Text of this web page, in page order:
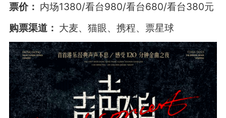
票价： 内场1380/看台980/看台680/看台380元
购票渠道： 大麦、猫眼、携程、票星球